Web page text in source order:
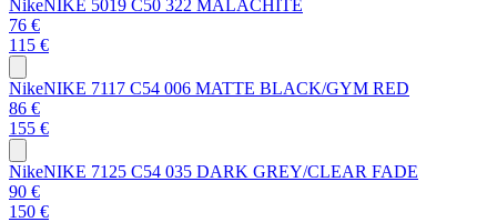
NikeNIKE 5019 C50 322 MALACHITE
76 €
115 €
NikeNIKE 7117 C54 006 MATTE BLACK/GYM RED
86 €
155 €
NikeNIKE 7125 C54 035 DARK GREY/CLEAR FADE
90 €
150 €